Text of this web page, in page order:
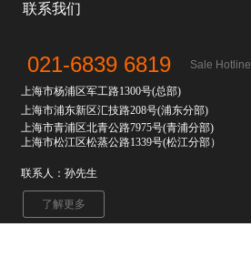
021-6839 6819
上海市杨浦区军工路1300号(总部)
上海市浦东新区汇技路208号(浦东分部)
上海市青浦区北青公路7975号(青浦分部)
上海市松江区松蒸公路1339号(松江分部）
联系人：孙先生
联系我们
Sale Hotline
了解更多